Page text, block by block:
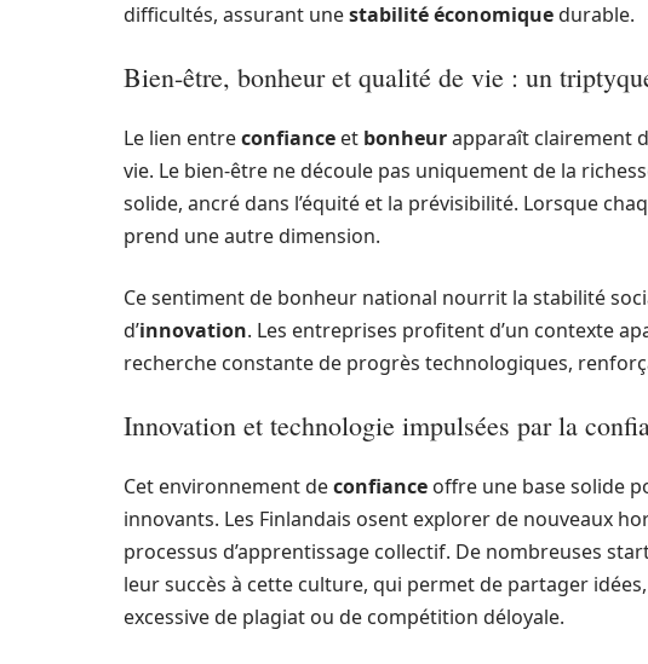
difficultés, assurant unestabilité économiquedurable.
Bien-être, bonheur et qualité de vie : un
Le lien entreconfiance et bonheurapparaît clairement
vie. Le bien-être ne découle pas uniquement de la
solide, ancré dans l’équité et la prévisibilité. Lorsque
prend une autre dimension.
Ce sentiment de bonheur national nourrit la stabilité
d’innovation. Les entreprises profitent d’un contexte
recherche constante de progrès technologiques,
Innovation et technologie impulsées par la
Cet environnement deconfiance offre une base solide
innovants. Les Finlandais osent explorer de nouveaux
processus d’apprentissage collectif. De nombreuses
leur succès à cette culture, qui permet de partager
excessive de plagiat ou de compétition déloyale.